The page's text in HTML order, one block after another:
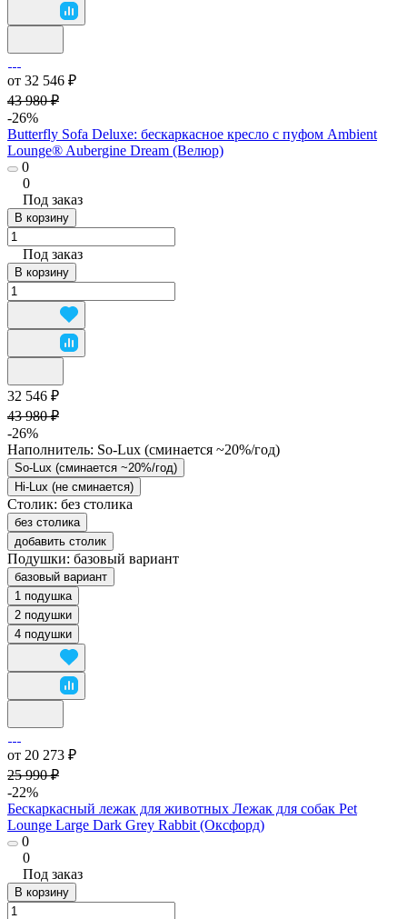
от 32 546 ₽
43 980 ₽
-26%
Butterfly Sofa Deluxe: бескаркасное кресло с пуфом Ambient
Lounge® Aubergine Dream (Велюр)
0
0
Под заказ
В корзину
Под заказ
В корзину
32 546 ₽
43 980 ₽
-26%
Наполнитель: So-Lux (cминается ~20%/год)
So-Lux (cминается ~20%/год)
Hi-Lux (не сминается)
Столик: без столика
без столика
добавить столик
Подушки: базовый вариант
базовый вариант
1 подушка
2 подушки
4 подушки
от 20 273 ₽
25 990 ₽
-22%
Бескаркасный лежак для животных Лежак для собак Pet
Lounge Large Dark Grey Rabbit (Оксфорд)
0
0
Под заказ
В корзину